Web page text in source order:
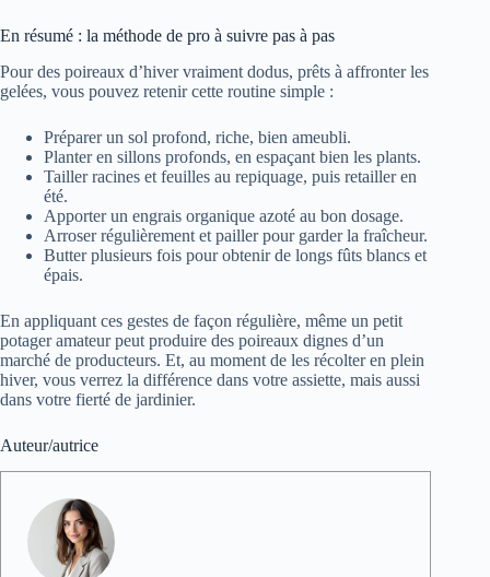
En résumé : la méthode de pro à suivre pas à pas
Pour des poireaux d’hiver vraiment dodus, prêts à affronter les
gelées, vous pouvez retenir cette routine simple :
Préparer un sol profond, riche, bien ameubli.
Planter en sillons profonds, en espaçant bien les plants.
Tailler racines et feuilles au repiquage, puis retailler en
été.
Apporter un engrais organique azoté au bon dosage.
Arroser régulièrement et pailler pour garder la fraîcheur.
Butter plusieurs fois pour obtenir de longs fûts blancs et
épais.
En appliquant ces gestes de façon régulière, même un petit
potager amateur peut produire des poireaux dignes d’un
marché de producteurs. Et, au moment de les récolter en plein
hiver, vous verrez la différence dans votre assiette, mais aussi
dans votre fierté de jardinier.
Auteur/autrice